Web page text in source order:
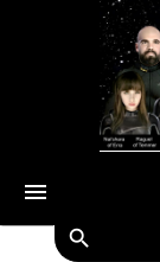
menu
search